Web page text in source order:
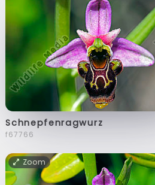
Schnepfenragwurz
f67766
Zoom